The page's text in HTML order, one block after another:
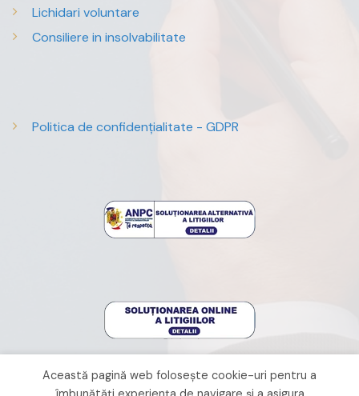
Lichidari voluntare
Consiliere in insolvabilitate
Politica de confidențialitate - GDPR
Această pagină web folosește cookie-uri pentru a